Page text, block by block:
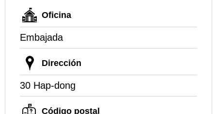
Oficina
Embajada
Dirección
30 Hap-dong
Código postal